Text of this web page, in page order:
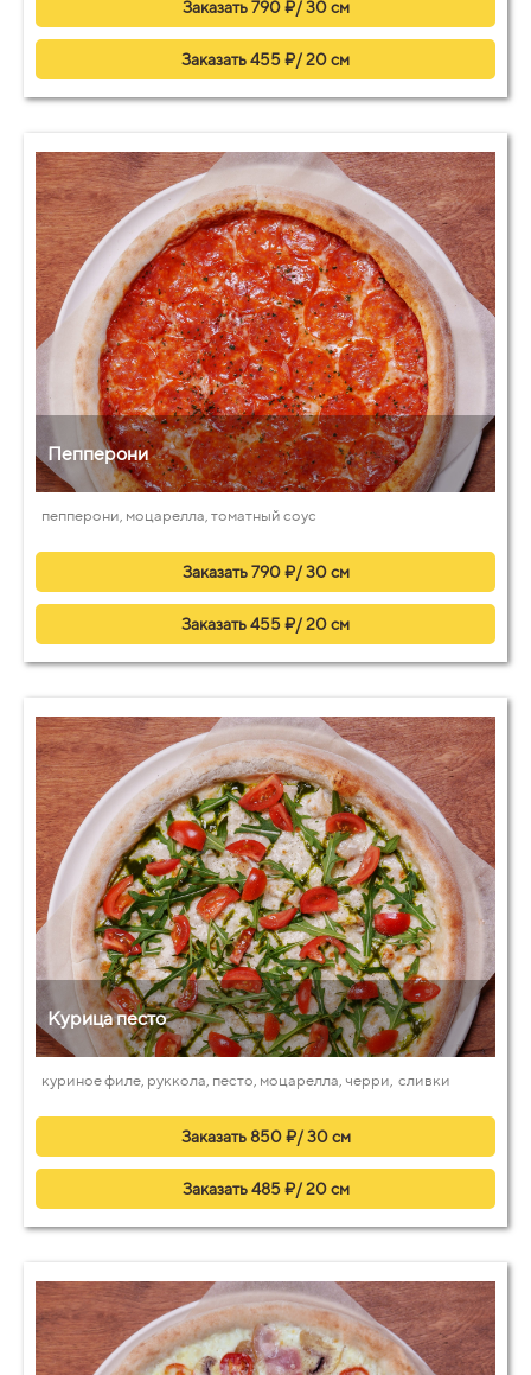
Заказать 790 ₽/ 30 см
Заказать 455 ₽/ 20 см
Пепперони
пепперони, моцарелла, томатный соус
Заказать 790 ₽/ 30 см
Заказать 455 ₽/ 20 см
Курица песто
куриное филе, руккола, песто, моцарелла, черри, сливки
Заказать 850 ₽/ 30 см
Заказать 485 ₽/ 20 см